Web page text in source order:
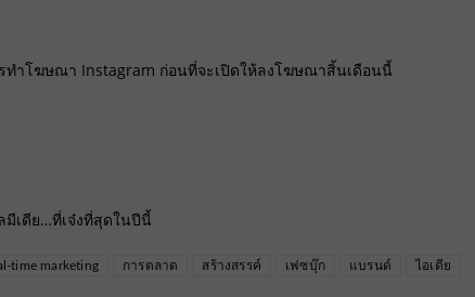
รทำโฆษณา Instagram ก่อนที่จะเปิดให้ลงโฆษณาสิ้นเดือนนี้
เดีย…ที่เจ๋งที่สุดในปีนี้
time marketing การตลาด สร้างสรรค์ เฟซบุ๊ก แบรนด์ ไอเดีย